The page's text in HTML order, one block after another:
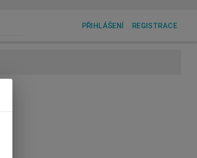
PŘIHLÁŠENÍ REGISTRACE